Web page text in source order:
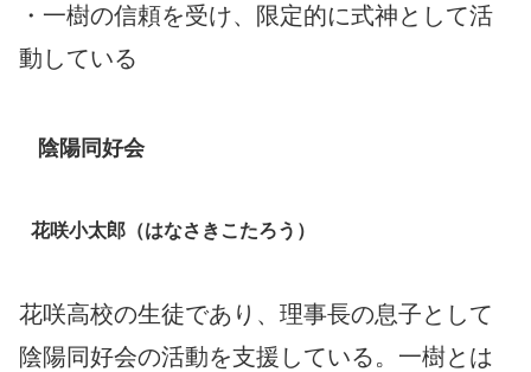
・一樹の信頼を受け、限定的に式神として活
動している
陰陽同好会
花咲小太郎（はなさきこたろう）
花咲高校の生徒であり、理事長の息子として
陰陽同好会の活動を支援している。一樹とは